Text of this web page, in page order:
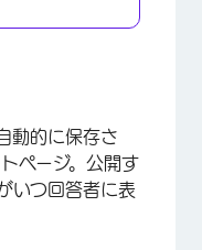
動的に保存さ
ページ。公開す
いつ回答者に表